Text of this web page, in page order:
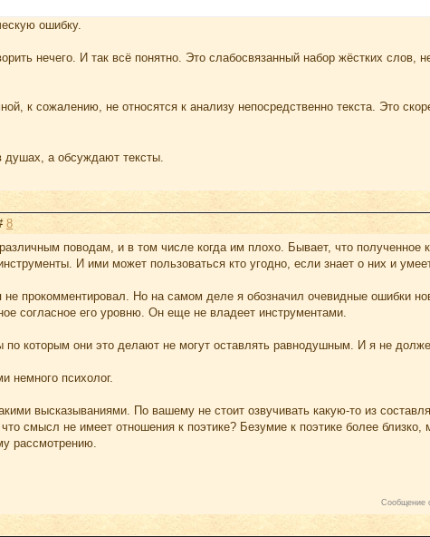
ошибку.
нечего. И так всё понятно. Это слабосвязанный набор жёстких слов,
к сожалению, не относятся к анализу непосредственно текста. Это
душах, а обсуждают тексты.
8
поводам, и в том числе когда им плохо. Бывает, что полученное
И ими может пользоваться кто угодно, если знает о них и
не прокомментировал. Но на самом деле я обозначил очевидные ошибки
согласное его уровню. Он еще не владеет инструментами.
которым они это делают не могут оставлять равнодушным. И я не
немного психолог.
высказываниями. По вашему не стоит озвучивать какую-то из
смысл не имеет отношения к поэтике? Безумие к поэтике более
рассмотрению.
Сообщение